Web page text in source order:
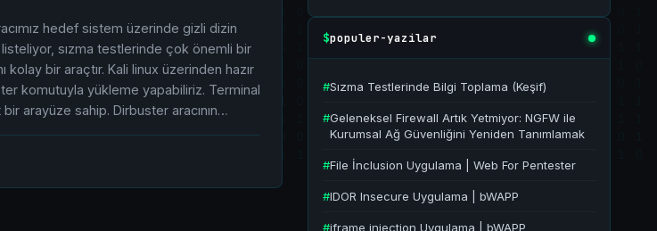
hedef sistem üzerinde gizli dizin
sızma testlerinde çok önemli bir
bir araçtır. Kali linux üzerinden hazır
komutuyla yükleme yapabiliriz. Terminal
arayüze sahip. Dirbuster aracının…
$populer-yazilar
#Sızma Testlerinde Bilgi Toplama (Keşif)
#Geleneksel Firewall Artık Yetmiyor: NGFW ile
Kurumsal Ağ Güvenliğini Yeniden Tanımlamak
#File İnclusion Uygulama | Web For Pentester
#IDOR Insecure Uygulama | bWAPP
#iframe injection Uygulama | bWAPP